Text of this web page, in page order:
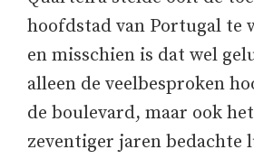
hoofdstad van Portugal te
en misschien is dat wel
alleen de veelbesproken
de boulevard, maar ook
zeventiger jaren bedachte